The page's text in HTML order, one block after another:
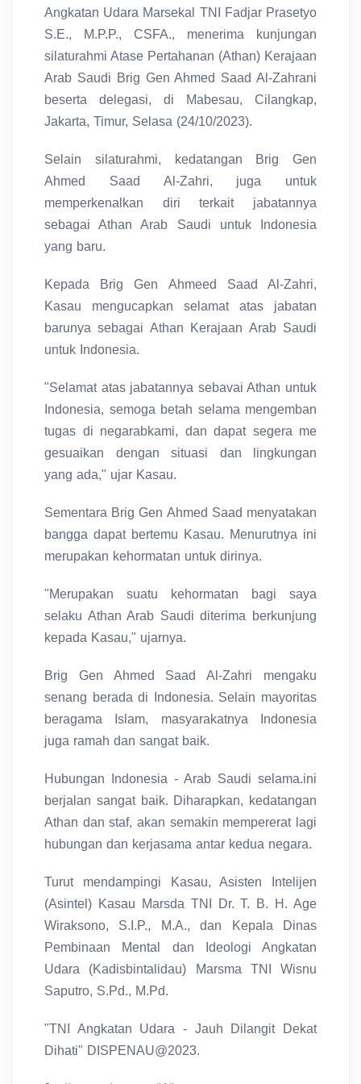
Angkatan Udara Marsekal TNI Fadjar Prasetyo
S.E., M.P.P., CSFA., menerima kunjungan
silaturahmi Atase Pertahanan (Athan) Kerajaan
Arab Saudi Brig Gen Ahmed Saad Al-Zahrani
beserta delegasi, di Mabesau, Cilangkap,
Jakarta, Timur, Selasa (24/10/2023).
Selain silaturahmi, kedatangan Brig Gen
Ahmed Saad Al-Zahri, juga untuk
memperkenalkan diri terkait jabatannya
sebagai Athan Arab Saudi untuk Indonesia
yang baru.
Kepada Brig Gen Ahmeed Saad Al-Zahri,
Kasau mengucapkan selamat atas jabatan
barunya sebagai Athan Kerajaan Arab Saudi
untuk Indonesia.
"Selamat atas jabatannya sebavai Athan untuk
Indonesia, semoga betah selama mengemban
tugas di negarabkami, dan dapat segera me
gesuaikan dengan situasi dan lingkungan
yang ada," ujar Kasau.
Sementara Brig Gen Ahmed Saad menyatakan
bangga dapat bertemu Kasau. Menurutnya ini
merupakan kehormatan untuk dirinya.
"Merupakan suatu kehormatan bagi saya
selaku Athan Arab Saudi diterima berkunjung
kepada Kasau," ujarnya.
Brig Gen Ahmed Saad Al-Zahri mengaku
senang berada di Indonesia. Selain mayoritas
beragama Islam, masyarakatnya Indonesia
juga ramah dan sangat baik.
Hubungan Indonesia - Arab Saudi selama.ini
berjalan sangat baik. Diharapkan, kedatangan
Athan dan staf, akan semakin mempererat lagi
hubungan dan kerjasama antar kedua negara.
Turut mendampingi Kasau, Asisten Intelijen
(Asintel) Kasau Marsda TNI Dr. T. B. H. Age
Wiraksono, S.I.P., M.A., dan Kepala Dinas
Pembinaan Mental dan Ideologi Angkatan
Udara (Kadisbintalidau) Marsma TNI Wisnu
Saputro, S.Pd., M.Pd.
"TNI Angkatan Udara - Jauh Dilangit Dekat
Dihati" DISPENAU@2023.